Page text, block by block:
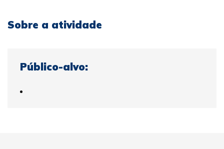
Sobre a atividade
Público-alvo: